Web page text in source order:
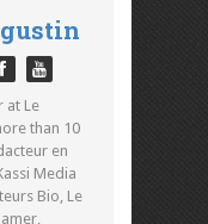
at Le
than 10
en
Media
Bio, Le